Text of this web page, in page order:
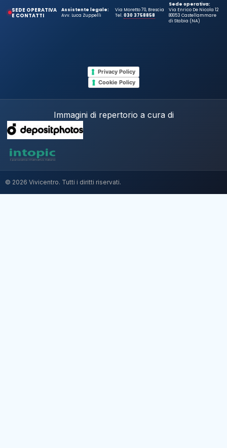
SEDE OPERATIVA
E CONTATTI
Assistente legale:
Avv. Luca Zuppelli
Via Moretto 70, Brescia
Tel.030 3758858
Sede operativa:
Via Enrico De Nicola 12
80053 Castellammare
di Stabia (NA)
Privacy Policy
Cookie Policy
Immagini di repertorio a cura di
© 2026 Vivicentro. Tutti i diritti riservati.